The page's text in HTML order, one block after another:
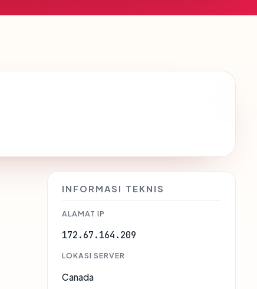
INFORMASI TEKNIS
ALAMAT IP
172.67.164.209
LOKASI SERVER
Canada